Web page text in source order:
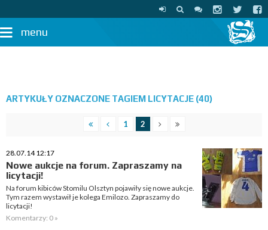
menu
ARTYKUŁY OZNACZONE TAGIEM LICYTACJE (40)
1 2
28.07.14 12:17
Nowe aukcje na forum. Zapraszamy na
licytacji!
Na forum kibiców Stomilu Olsztyn pojawiły się nowe aukcje.
Tym razem wystawił je kolega Emilozo. Zapraszamy do
licytacji!
Komentarzy: 0 »